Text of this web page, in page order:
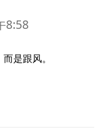
8:58
是跟风。